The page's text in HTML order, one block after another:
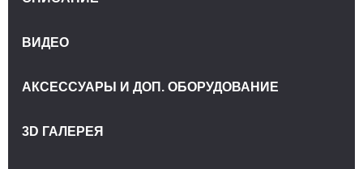
ВИДЕО
АКСЕССУАРЫ И ДОП. ОБОРУДОВАНИЕ
3D ГАЛЕРЕЯ